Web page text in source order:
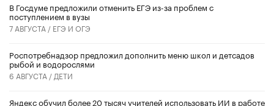
В Госдуме предложили отменить ЕГЭ из-за проблем с
поступлением в вузы
7 АВГУСТА / ЕГЭ И ОГЭ
Роспотребнадзор предложил дополнить меню школ и детсадов
рыбой и водорослями
6 АВГУСТА / ДЕТИ
​Яндекс обучил более 20 тысяч учителей использовать ИИ в работе